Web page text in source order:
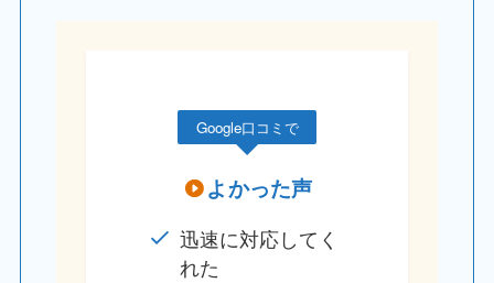
Google口コミで
よかった声
迅速に対応してく
れた